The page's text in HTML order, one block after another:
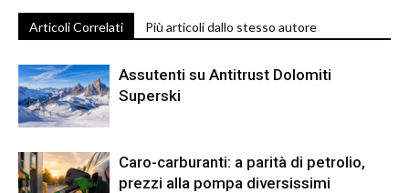
Articoli Correlati Più articoli dallo stesso autore
Assutenti su Antitrust Dolomiti
Superski
Caro-carburanti: a parità di petrolio,
prezzi alla pompa diversissimi